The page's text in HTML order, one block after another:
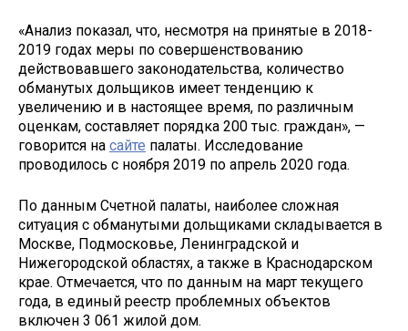
«Анализ показал, что, несмотря на принятые в 2018-
2019 годах меры по совершенствованию
действовавшего законодательства, количество
обманутых дольщиков имеет тенденцию к
увеличению и в настоящее время, по различным
оценкам, составляет порядка 200 тыс. граждан», —
говорится на сайте палаты. Исследование
проводилось с ноября 2019 по апрель 2020 года.
По данным Счетной палаты, наиболее сложная
ситуация с обманутыми дольщиками складывается в
Москве, Подмосковье, Ленинградской и
Нижегородской областях, а также в Краснодарском
крае. Отмечается, что по данным на март текущего
года, в единый реестр проблемных объектов
включен 3 061 жилой дом.